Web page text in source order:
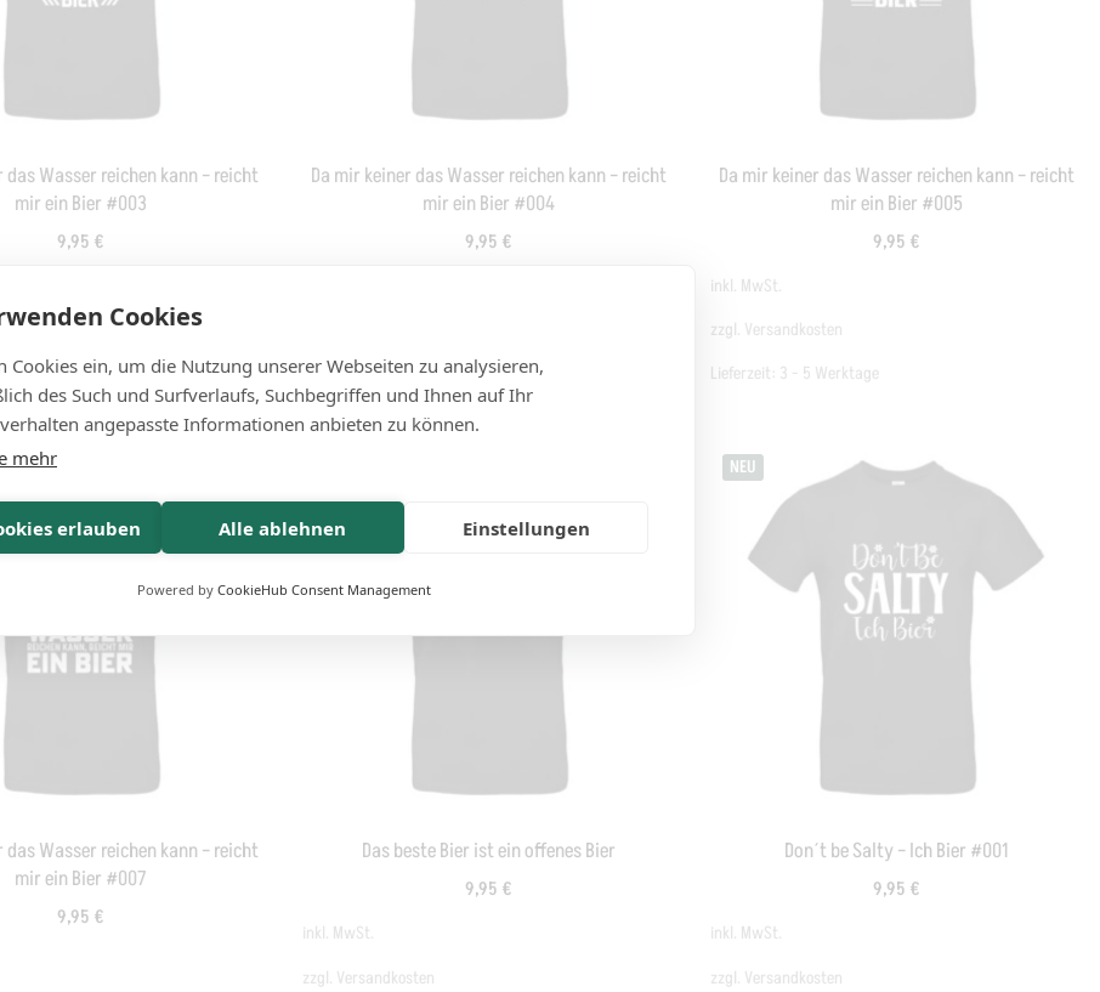
das Wasser reichen kann – reicht
mir ein Bier #003
9,95 €
Da mir keiner das Wasser reichen kann – reicht
mir ein Bier #004
9,95 €
Lieferzeit:3 - 5 Werktage
Da mir keiner das Wasser reichen kann – reicht
mir ein Bier #005
9,95 €
inkl. MwSt.
zzgl. Versandkosten
Lieferzeit: 3 - 5 Werktage
das Wasser reichen kann – reicht
mir ein Bier #007
9,95 €
Das beste Bier ist ein offenes Bier
9,95 €
inkl. MwSt.
zzgl. Versandkosten
NEU
Don´t be Salty – Ich Bier #001
9,95 €
inkl. MwSt.
zzgl. Versandkosten
Cookies
Cookies ein, um die Nutzung unserer Webseiten zu analysieren,
des Such und Surfverlaufs, Suchbegriffen und Ihnen auf Ihr
angepasste Informationen anbieten zu können.
mehr
erlauben Alle ablehnen Einstellungen
Powered by CookieHub Consent Management